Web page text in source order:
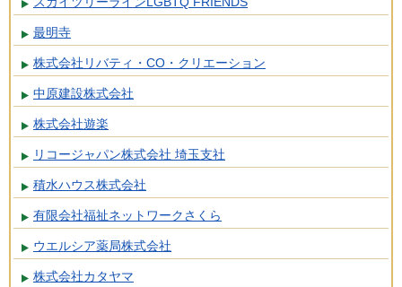
最明寺
株式会社リバティ・CO・クリエーション
中原建設株式会社
株式会社遊楽
リコージャパン株式会社 埼玉支社
積水ハウス株式会社
有限会社福祉ネットワークさくら
ウエルシア薬局株式会社
株式会社カタヤマ